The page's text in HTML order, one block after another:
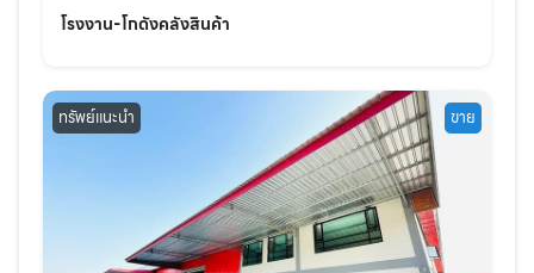
โรงงาน-โกดังคลังสินค้า
ทรัพย์แนะนำ ขาย